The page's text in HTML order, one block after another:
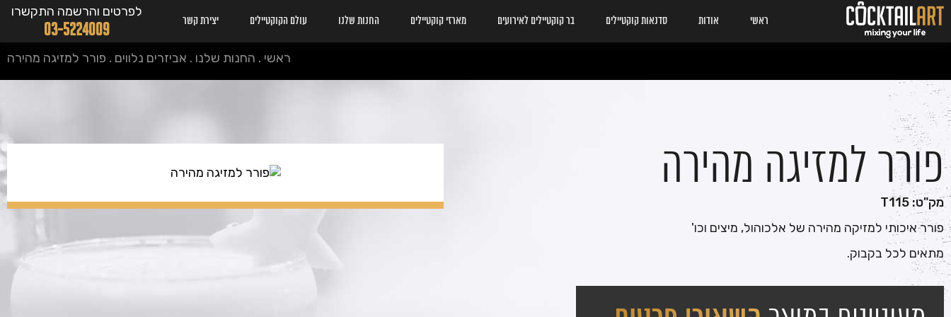
ראשי אודות סדנאות קוקטיילים בר קוקטיילים לאירועים מארזי קוקטיילים החנות שלנו עולם הקוקטיילים יצירת קשר
לפרטים והרשמה התקשרו
03-5224009 פורר למזיגה מהירה
ראשי . החנות שלנו . אביזרים נלווים . פורר למזיגה מהירה
פורר למזיגה מהירה
מק"ט: T115
פורר איכותי למזיקה מהירה של אלכוהול, מיצים וכו'
מתאים לכל בקבוק.